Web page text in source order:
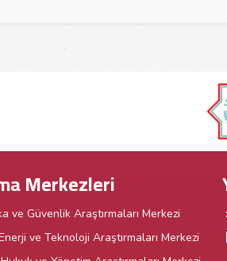
Merkezleri
ve Güvenlik Araştırmaları Merkezi
ve Teknoloji Araştırmaları Merkezi